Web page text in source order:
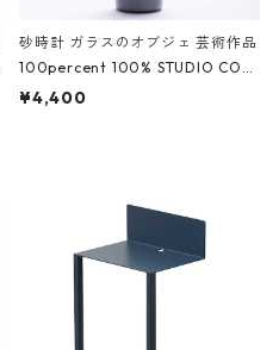
砂時計 ガラスのオブジェ 芸術作品
100percent 100% STUDIO COH
AKU Timeless 100パーセント ス
¥4,400